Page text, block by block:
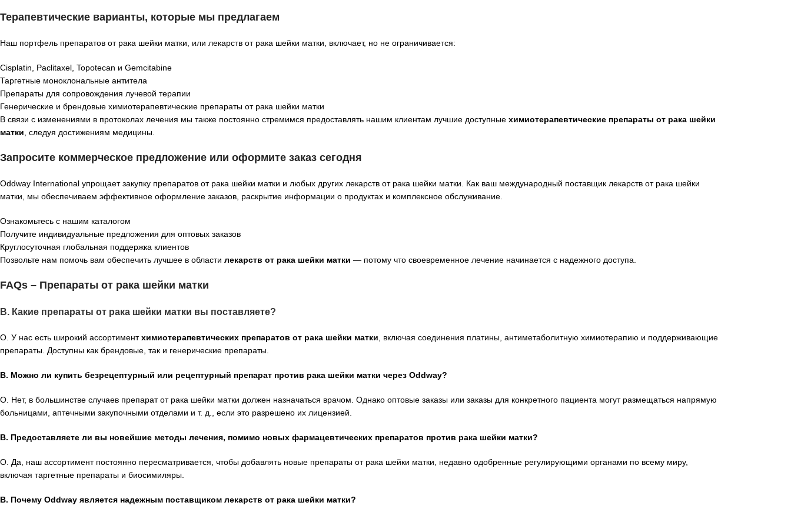
Терапевтические варианты, которые мы предлагаем
Наш портфель препаратов от рака шейки матки, или лекарств от рака шейки матки, включает, но не ограничивается:
Cisplatin, Paclitaxel, Topotecan и Gemcitabine
Таргетные моноклональные антитела
Препараты для сопровождения лучевой терапии
Генерические и брендовые химиотерапевтические препараты от рака шейки матки
В связи с изменениями в протоколах лечения мы также постоянно стремимся предоставлять нашим клиентам лучшие доступные химиотерапевтические препараты от рака шейки
матки , следуя достижениям медицины.
Запросите коммерческое предложение или оформите заказ сегодня
Oddway International упрощает закупку препаратов от рака шейки матки и любых других лекарств от рака шейки матки. Как ваш международный поставщик лекарств от рака шейки
матки, мы обеспечиваем эффективное оформление заказов, раскрытие информации о продуктах и комплексное обслуживание.
Ознакомьтесь с нашим каталогом
Получите индивидуальные предложения для оптовых заказов
Круглосуточная глобальная поддержка клиентов
Позвольте нам помочь вам обеспечить лучшее в области лекарств от рака шейки матки — потому что своевременное лечение начинается с надежного доступа.
FAQs – Препараты от рака шейки матки
В. Какие препараты от рака шейки матки вы поставляете?
О. У нас есть широкий ассортиментхимиотерапевтических препаратов от рака шейки матки , включая соединения платины, антиметаболитную химиотерапию и поддерживающие
препараты. Доступны как брендовые, так и генерические препараты.
В. Можно ли купить безрецептурный или рецептурный препарат против рака шейки матки через Oddway?
О. Нет, в большинстве случаев препарат от рака шейки матки должен назначаться врачом. Однако оптовые заказы или заказы для конкретного пациента могут размещаться напрямую
больницами, аптечными закупочными отделами и т. д., если это разрешено их лицензией.
В. Предоставляете ли вы новейшие методы лечения, помимо новых фармацевтических препаратов против рака шейки матки?
О. Да, наш ассортимент постоянно пересматривается, чтобы добавлять новые препараты от рака шейки матки, недавно одобренные регулирующими органами по всему миру,
включая таргетные препараты и биосимиляры.
В. Почему Oddway является надежным поставщиком лекарств от рака шейки матки?